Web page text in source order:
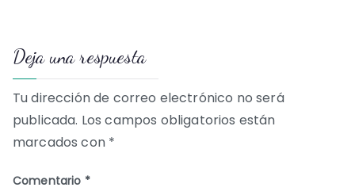
entradas
Deja una respuesta
Tu dirección de correo electrónico no será
publicada. Los campos obligatorios están
marcados con *
Comentario *